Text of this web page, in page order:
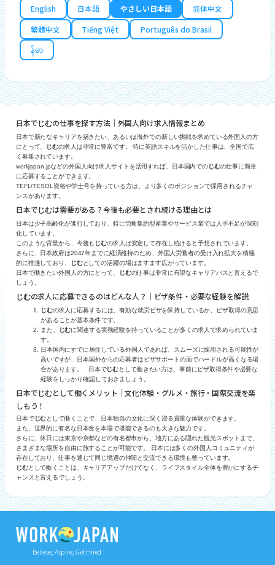
English 日本語 やさしい日本語
简体中文
繁體中文
Tiếng Việt
Português do Brasil
န်မာ
日本でじむの仕事を探す方法｜外国人向け求人情報まとめ
日本で新たなキャリアを築きたい、あるいは海外での新しい挑戦を求めている外国人の方
にとって、
じむの求人は非常に豊富です。 特に英語スキルを活かした仕事は、全国で広
く募集されています。
workjapan.jpなどの外国人向け求人サイトを活用すれば、日本国内でのじむの仕事に簡単
に応募することができます。
TEFL/TESOL資格や学士号を持っている方は、より多くのポジションで採用されるチャ
ンスがあります。
日本でじむは需要がある？今後も必要とされ続ける理由とは
日本は少子高齢化が進行しており、特に労働集約型産業やサービス業では人手不足が深刻
化しています。
このような背景から、今後も じむの求人は安定して存在し続けると予想されています。
さらに、日本政府は2047年までに経済維持のため、外国人労働者の受け入れ拡大を積極
的に推進しており、
じむとしての活躍の場はますます広がっています。
日本で働きたい外国人の方にとって、
じむの仕事は非常に有望なキャリアパスと言えるで
しょう。
じむの求人に応募できるのはどんな人？｜ビザ条件・必要な経験を解説
じむの求人に応募するには、有効な就労ビザを保持しているか、ビザ取得の意思
があることが基本条件です。
また、
じむに関連する実務経験を持っていることが多くの求人で求められていま
す。
日本国内にすでに居住している外国人であれば、スムーズに採用される可能性が
高いですが、日本国外からの応募者はビザサポートの面でハードルが高くなる場
合があります。 日本でじむとして働きたい方は、事前にビザ取得条件や必要な
経験をしっかり確認しておきましょう。
日本でじむとして働くメリット｜文化体験・グルメ・旅行・国際交流を楽
しもう！
日本でじむとして働くことで、日本独自の文化に深く浸る貴重な体験ができます。
また、世界的に有名な日本食を本場で堪能できるのも大きな魅力です。
さらに、休日には東京や京都などの有名都市から、地方にある隠れた観光スポットまで、
さまざまな場所を自由に旅することが可能です。 日本には多くの外国人コミュニティが
存在しており、仕事を通じて同じ境遇の仲間と交流できる環境も整っています。
じむとして働くことは、キャリアアップだけでなく、ライフスタイル全体を豊かにするチ
ャンスと言えるでしょう。
Believe, Aspire, Get Hired